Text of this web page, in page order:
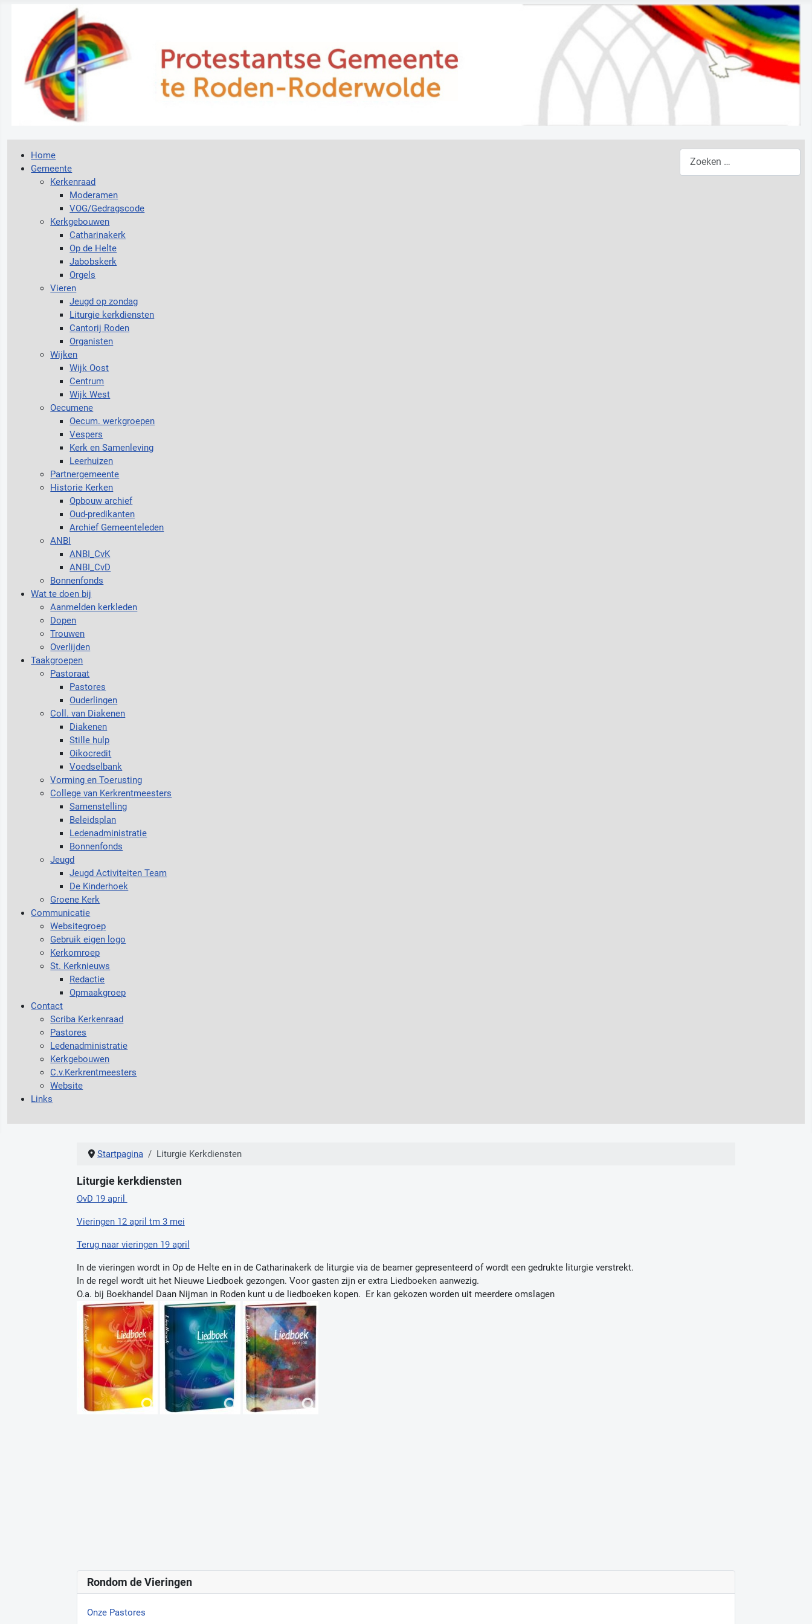
Home
Gemeente
Kerkenraad
Moderamen
VOG/Gedragscode
Kerkgebouwen
Catharinakerk
Op de Helte
Jabobskerk
Orgels
Vieren
Jeugd op zondag
Liturgie kerkdiensten
Cantorij Roden
Organisten
Wijken
Wijk Oost
Centrum
Wijk West
Oecumene
Oecum. werkgroepen
Vespers
Kerk en Samenleving
Leerhuizen
Partnergemeente
Historie Kerken
Opbouw archief
Oud-predikanten
Archief Gemeenteleden
ANBI
ANBI_CvK
ANBI_CvD
Bonnenfonds
Wat te doen bij
Aanmelden kerkleden
Dopen
Trouwen
Overlijden
Taakgroepen
Pastoraat
Pastores
Ouderlingen
Coll. van Diakenen
Diakenen
Stille hulp
Oikocredit
Voedselbank
Vorming en Toerusting
College van Kerkrentmeesters
Samenstelling
Beleidsplan
Ledenadministratie
Bonnenfonds
Jeugd
Jeugd Activiteiten Team
De Kinderhoek
Groene Kerk
Communicatie
Websitegroep
Gebruik eigen logo
Kerkomroep
St. Kerknieuws
Redactie
Opmaakgroep
Contact
Scriba Kerkenraad
Pastores
Ledenadministratie
Kerkgebouwen
C.v.Kerkrentmeesters
Website
Links
Startpagina Liturgie Kerkdiensten
Liturgie kerkdiensten
OvD 19 april
Vieringen 12 april tm 3 mei
Terug naar vieringen 19 april
In de vieringen wordt in Op de Helte en in de Catharinakerk de liturgie via de beamer gepresenteerd of wordt een gedrukte liturgie verstrekt.
In de regel wordt uit het Nieuwe Liedboek gezongen. Voor gasten zijn er extra Liedboeken aanwezig.
O.a. bij Boekhandel Daan Nijman in Roden kunt u de liedboeken kopen. Er kan gekozen worden uit meerdere omslagen
Rondom de Vieringen
Onze Pastores